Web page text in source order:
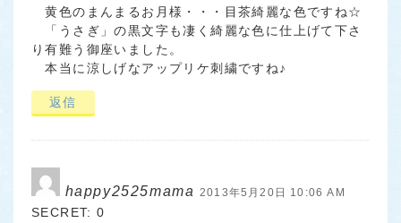
黄色のまんまるお月様・・・目茶綺麗な色ですね☆
「うさぎ」の黒文字も凄く綺麗な色に仕上げて下さ
り有難う御座いました。
本当に涼しげなアップリケ刺繍ですね♪
返信
happy2525mama 2013年5月20日 10:06 AM
SECRET: 0